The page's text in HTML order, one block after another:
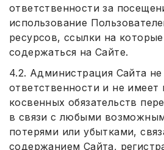
ответственности за
использование
ресурсов, ссылки на
содержаться на Сайте.
4.2. Администрация Сайта не
ответственности и не имеет
косвенных обязательств
в связи с любыми
потерями или убытками,
содержанием Сайта,